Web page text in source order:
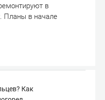
в
Планы в начале
Как